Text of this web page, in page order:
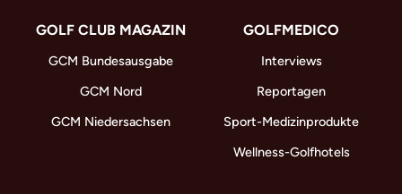
GOLF CLUB MAGAZIN
GCM Bundesausgabe
GCM Nord
GCM Niedersachsen
GOLFMEDICO
Interviews
Reportagen
Sport-Medizinprodukte
Wellness-Golfhotels